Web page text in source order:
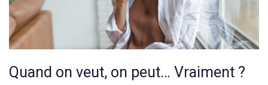
Quand on veut, on peut… Vraiment ?